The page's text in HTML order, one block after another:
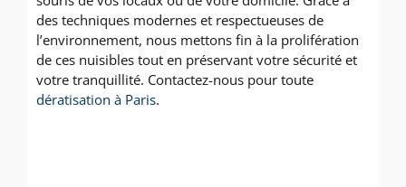
des techniques modernes et respectueuses de
l’environnement, nous mettons fin à la prolifération
de ces nuisibles tout en préservant votre sécurité et
votre tranquillité. Contactez-nous pour toute
dératisation à Paris.